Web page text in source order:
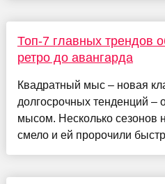
Топ-7 главных трендов
ретро до авангарда
Квадратный мыс – новая
долгосрочных тенденций –
мысом. Несколько сезонов
смело и ей пророчили